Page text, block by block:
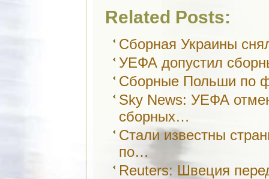
Related Posts:
Сборная Украины
УЕФА допустил
Сборные Польши по
Sky News: УЕФА
сборных…
Стали известны
по…
Reuters: Швеция